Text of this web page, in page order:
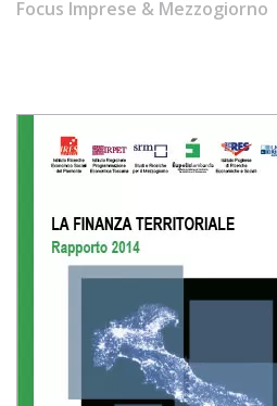
Focus Imprese & Mezzogiorno